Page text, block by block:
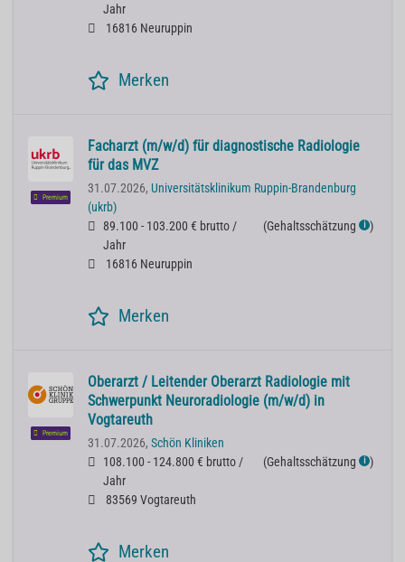
Jahr
16816 Neuruppin
Merken
Premium
Facharzt (m/w/d) für diagnostische Radiologie
für das MVZ
31.07.2026, Universitätsklinikum Ruppin-Brandenburg
(ukrb)
89.100 - 103.200 € brutto /
Jahr
(Gehaltsschätzung ℹ )
16816 Neuruppin
Merken
Premium
Oberarzt / Leitender Oberarzt Radiologie mit
Schwerpunkt Neuroradiologie (m/w/d) in
Vogtareuth
31.07.2026, Schön Kliniken
108.100 - 124.800 € brutto /
Jahr
(Gehaltsschätzung ℹ )
83569 Vogtareuth
Merken